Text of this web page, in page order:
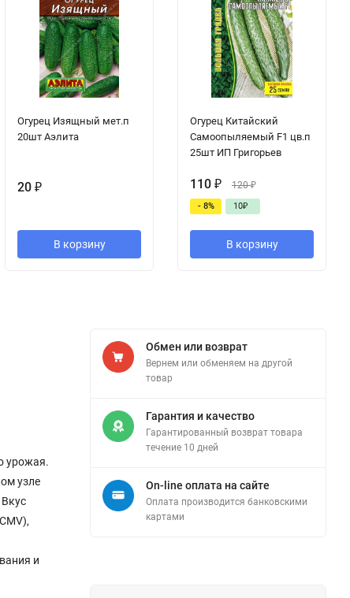
Огурец Изящный мет.п
20шт Аэлита
20 ₽
В корзину
Огурец Китайский
Самоопыляемый F1 цв.п
25шт ИП Григорьев
110 ₽ 120₽
- 8% 10₽
В корзину
урожая.
узле
и
Обмен или возврат
Вернем или обменяем на другой
товар
Гарантия и качество
Гарантированный возврат товара
течение 10 дней
On-line оплата на сайте
Оплата производится банковскими
картами